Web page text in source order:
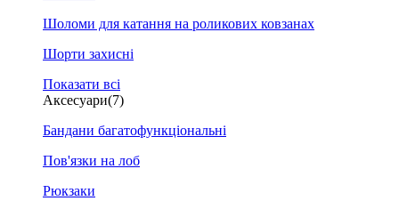
Шоломи для катання на роликових ковзанах
Шорти захисні
Показати всі
Аксесуари(7)
Бандани багатофункціональні
Пов'язки на лоб
Рюкзаки